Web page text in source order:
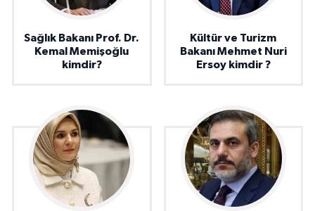
Sağlık Bakanı Prof. Dr.
Kemal Memişoğlu
kimdir?
Kültür ve Turizm
Bakanı Mehmet Nuri
Ersoy kimdir ?